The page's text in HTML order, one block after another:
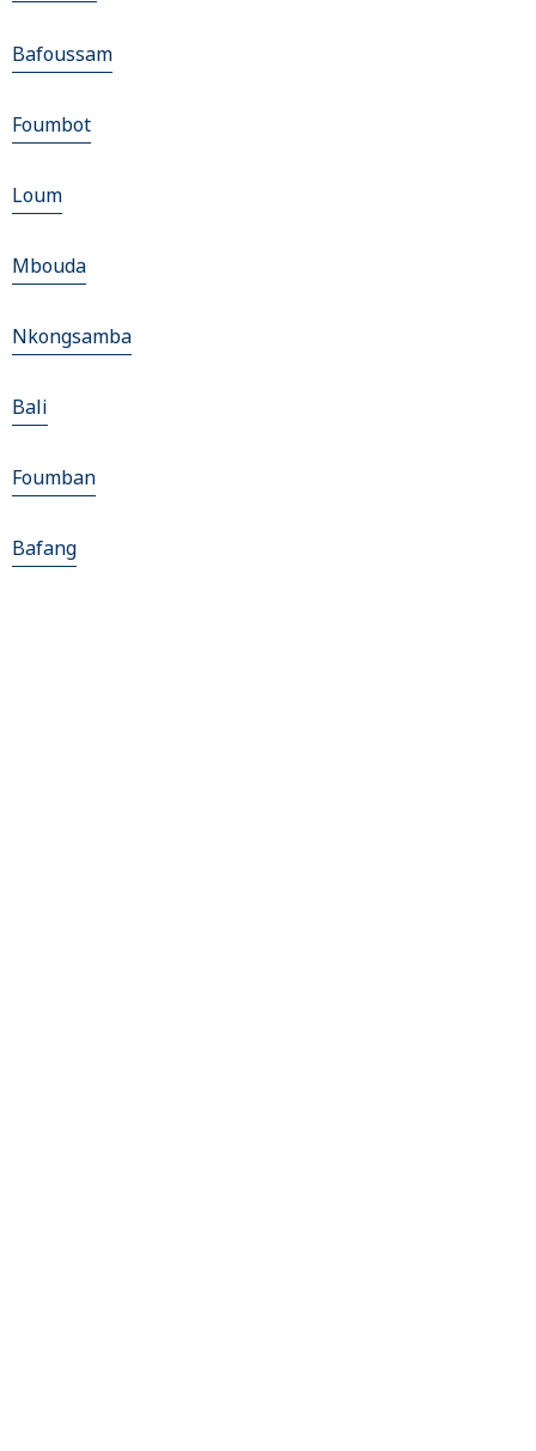
Bafoussam
Foumbot
Loum
Mbouda
Nkongsamba
Bali
Foumban
Bafang